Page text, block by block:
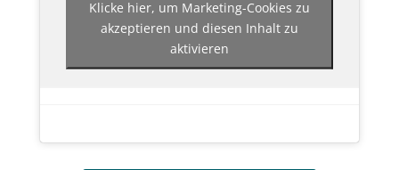
Klicke hier, um Marketing-Cookies zu
akzeptieren und diesen Inhalt zu
aktivieren